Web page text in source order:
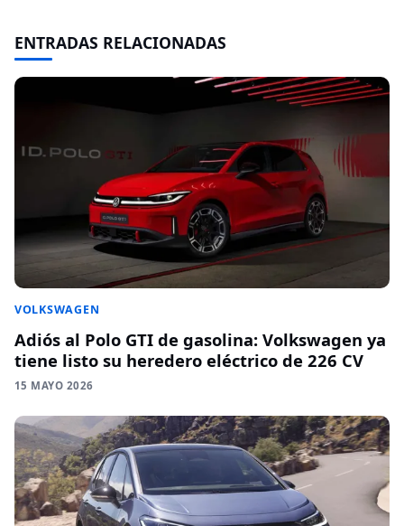
ENTRADAS RELACIONADAS
VOLKSWAGEN
Adiós al Polo GTI de gasolina: Volkswagen ya
tiene listo su heredero eléctrico de 226 CV
15 MAYO 2026